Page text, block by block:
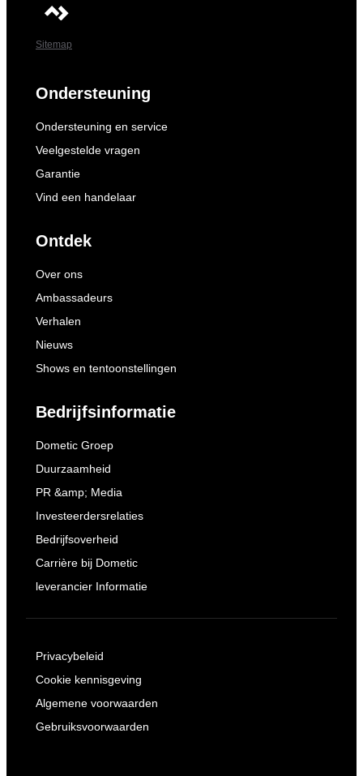
Sitemap
Ondersteuning
Ondersteuning en service
Veelgestelde vragen
Garantie
Vind een handelaar
Ontdek
Over ons
Ambassadeurs
Verhalen
Nieuws
Shows en tentoonstellingen
Bedrijfsinformatie
Dometic Groep
Duurzaamheid
PR &amp; Media
Investeerdersrelaties
Bedrijfsoverheid
Carrière bij Dometic
leverancier Informatie
Privacybeleid
Cookie kennisgeving
Algemene voorwaarden
Gebruiksvoorwaarden